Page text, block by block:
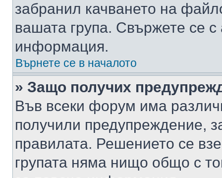
забранил качването на
вашата група. Свържете се
информация.
Върнете се в началото
» Защо получих
Във всеки форум има
получили предупреждение,
правилата. Решението се
групата няма нищо общо с